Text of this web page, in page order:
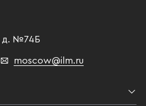
д. №74Б
moscow@ilm.ru